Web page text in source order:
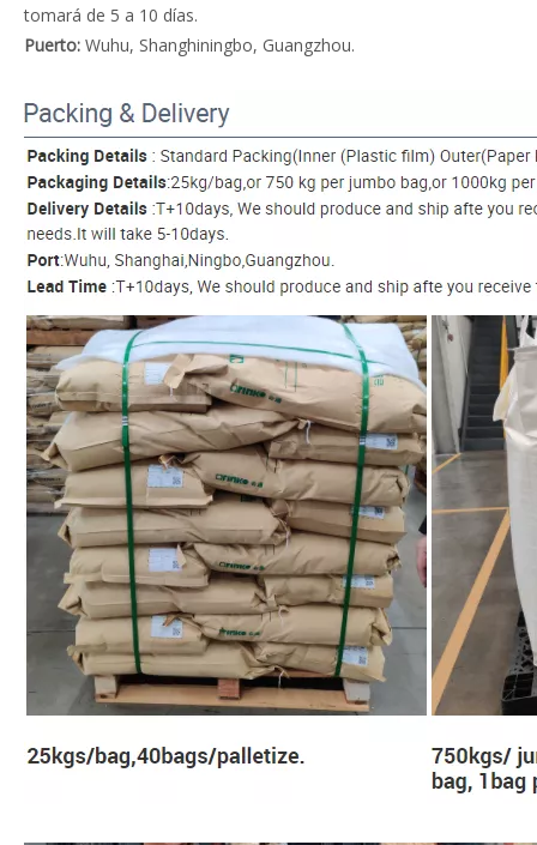
tomará de 5 a 10 días.
Puerto: Wuhu, Shanghiningbo, Guangzhou.